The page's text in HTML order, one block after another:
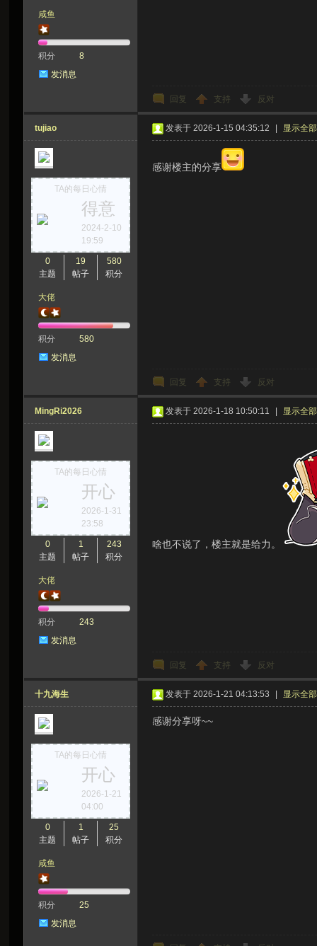
咸鱼
积分
8
发消息
回复 支持 反对
tujiao
TA的每日心情
得意
2024-2-10
19:59
0
主题
19
帖子
580
积分
大佬
积分
580
发消息
发表于 2026-1-15 04:35:12 显示全
感谢楼主的分享
回复 支持 反对
MingRi2026
TA的每日心情
开心
2026-1-31
23:58
0
主题
1
帖子
243
积分
大佬
积分
243
发消息
发表于 2026-1-18 10:50:11 显示全
啥也不说了，楼主就是给力。
回复 支持 反对
十九海生
TA的每日心情
开心
2026-1-21
04:00
0
主题
1
帖子
25
积分
咸鱼
积分
25
发消息
发表于 2026-1-21 04:13:53 显示全
感谢分享呀~~